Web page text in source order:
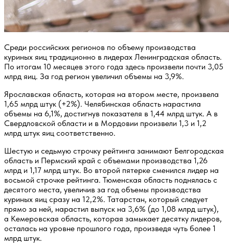
Среди российских регионов по объему производства
куриных яиц традиционно в лидерах Ленинградская область.
По итогам 10 месяцев этого года здесь произвели почти 3,05
млрд яиц. За год регион увеличил объемы на 3,9%.
Ярославская область, которая на втором месте, произвела
1,65 млрд штук (+2%). Челябинская область нарастила
объемы на 6,1%, достигнув показателя в 1,44 млрд штук. А в
Свердловской области и в Мордовии произвели 1,3 и 1,2
млрд штук яиц соответственно.
Шестую и седьмую строчку рейтинга занимают Белгородская
область и Пермский край с объемами производства 1,26
млрд и 1,17 млрд штук. Во второй пятерке сменился лидер на
восьмой строчке рейтинга. Тюменская область поднялась с
десятого места, увеличив за год объемы производства
куриных яиц сразу на 12,2%. Татарстан, который следует
прямо за ней, нарастил выпуск на 3,6% (до 1,08 млрд штук),
а Кемеровская область, которая замыкает десятку лидеров,
осталась на уровне прошлого года, произведя чуть более 1
млрд штук.